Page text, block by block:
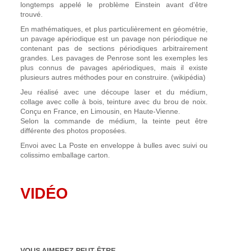
longtemps appelé le problème Einstein avant d'être
trouvé.
En mathématiques, et plus particulièrement en géométrie,
un pavage apériodique est un pavage non périodique ne
contenant pas de sections périodiques arbitrairement
grandes. Les pavages de Penrose sont les exemples les
plus connus de pavages apériodiques, mais il existe
plusieurs autres méthodes pour en construire. (wikipédia)
Jeu réalisé avec une découpe laser et du médium,
collage avec colle à bois, teinture avec du brou de noix.
Conçu en France, en Limousin, en Haute-Vienne.
Selon la commande de médium, la teinte peut être
différente des photos proposées.
Envoi avec La Poste en enveloppe à bulles avec suivi ou
colissimo emballage carton.
VIDÉO